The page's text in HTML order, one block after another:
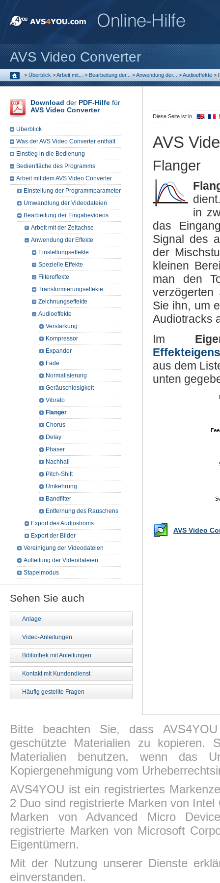
AVS Video Converter
> Überblick >Arbeit mit... > Bearbeitung der... >Anwendung der... >Audioeffekte >
Diese Seite ist in
AVS
Flanger
in
das
Signal des
der
kleinen
man den
verzögerten
Sie ihn, um
Audiotracks
Im
aus dem
unten
AVS Video
Download der PDF-Hilfe für
AVS Video Converter
Überblick
Was der AVS Video Converter enthält
Einstieg in die Bedienung
Bedienfläche des Programms
Arbeit mit dem AVS Video Converter
Einstellung der Programmparameter
Umwandlung der Videodateien
Bearbeitung der Eingabevideos
Arbeit mit der Zeitachse
Anwendung der Effekte
Einstellungseffekte
Spezielle Effekte
Filtereffekte
Transformierungseffekte
Zeichnungseffekte
Audioeffekte
Verstärkung
Kompressor
Expander
Fade
Normalisierung
Geräuschlosigkeit
Vibrato
Flanger
Chorus
Delay
Phaser
Nachhall
Pitch-Shift
Umkehrung
Bandfilter
Entfernung des Rauschens
Export des Audiostroms
Export der Bilder
Vereinigung der Videodateien
Aufteilung der Videodateien
Stapelmodus
Sehen Sie auch
Anlage
Video-Anleitungen
Bibliothek mit Anleitungen
Kontakt mit Kundendienst
Häufig gestellte Fragen
Bitte beachten Sie, dass
geschützte Materialien zu kopieren.
Materialien benutzen, wenn das
Kopiergenehmigung vom
AVS4YOU ist ein registriertes
2 Duo sind registrierte Marken von
Marken von Advanced Micro
registrierte Marken von Microsoft
Eigentümern.
Mit der Nutzung unserer Dienste
einverstanden.